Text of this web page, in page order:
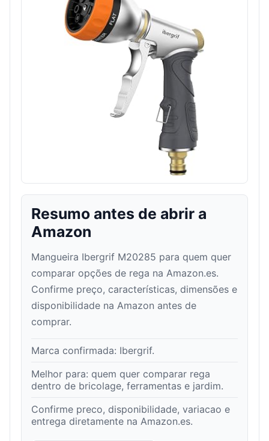
Resumo antes de abrir a
Amazon
Mangueira Ibergrif M20285 para quem quer
comparar opções de rega na Amazon.es.
Confirme preço, características, dimensões e
disponibilidade na Amazon antes de
comprar.
Marca confirmada: Ibergrif.
Melhor para: quem quer comparar rega
dentro de bricolage, ferramentas e jardim.
Confirme preco, disponibilidade, variacao e
entrega diretamente na Amazon.es.